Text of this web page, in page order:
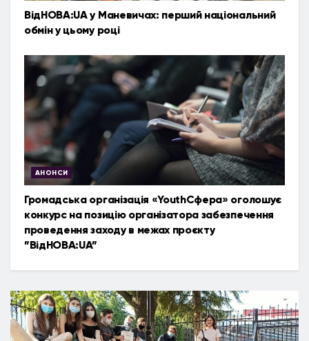
ВідНОВА:UA у Маневичах: перший національний
обмін у цьому році
АНОНСИ
Громадська організація «YouthСфера» оголошує
конкурс на позицію організатора забезпечення
проведення заходу в межах проєкту
”ВідНОВА:UA”